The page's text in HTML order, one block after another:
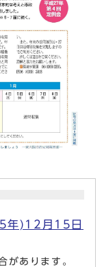
年)12月15日
があります。